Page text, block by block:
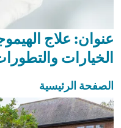
عنوان: علاج
الخيارات
الصفحة الرئيسية